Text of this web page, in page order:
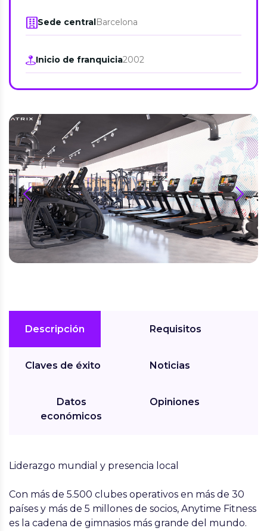
Sede centralBarcelona
Inicio de franquicia2002
prev next
Descripción
Claves de éxito
Datos
económicos
Requisitos
Noticias
Opiniones
Liderazgo mundial y presencia local
Con más de 5.500 clubes operativos en más de 30
países y más de 5 millones de socios, Anytime Fitness
es la cadena de gimnasios más grande del mundo.